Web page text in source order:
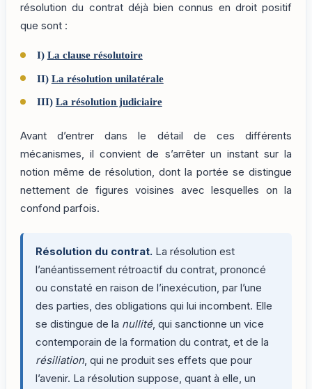
résolution du contrat déjà bien connus en droit positif
que sont :
I) La clause résolutoire
II) La résolution unilatérale
III) La résolution judiciaire
Avant d’entrer dans le détail de ces différents
mécanismes, il convient de s’arrêter un instant sur la
notion même de résolution, dont la portée se distingue
nettement de figures voisines avec lesquelles on la
confond parfois.
Résolution du contrat. La résolution est
l’anéantissement rétroactif du contrat, prononcé
ou constaté en raison de l’inexécution, par l’une
des parties, des obligations qui lui incombent. Elle
se distingue de la nullité, qui sanctionne un vice
contemporain de la formation du contrat, et de la
résiliation , qui ne produit ses effets que pour
l’avenir. La résolution suppose, quant à elle, un